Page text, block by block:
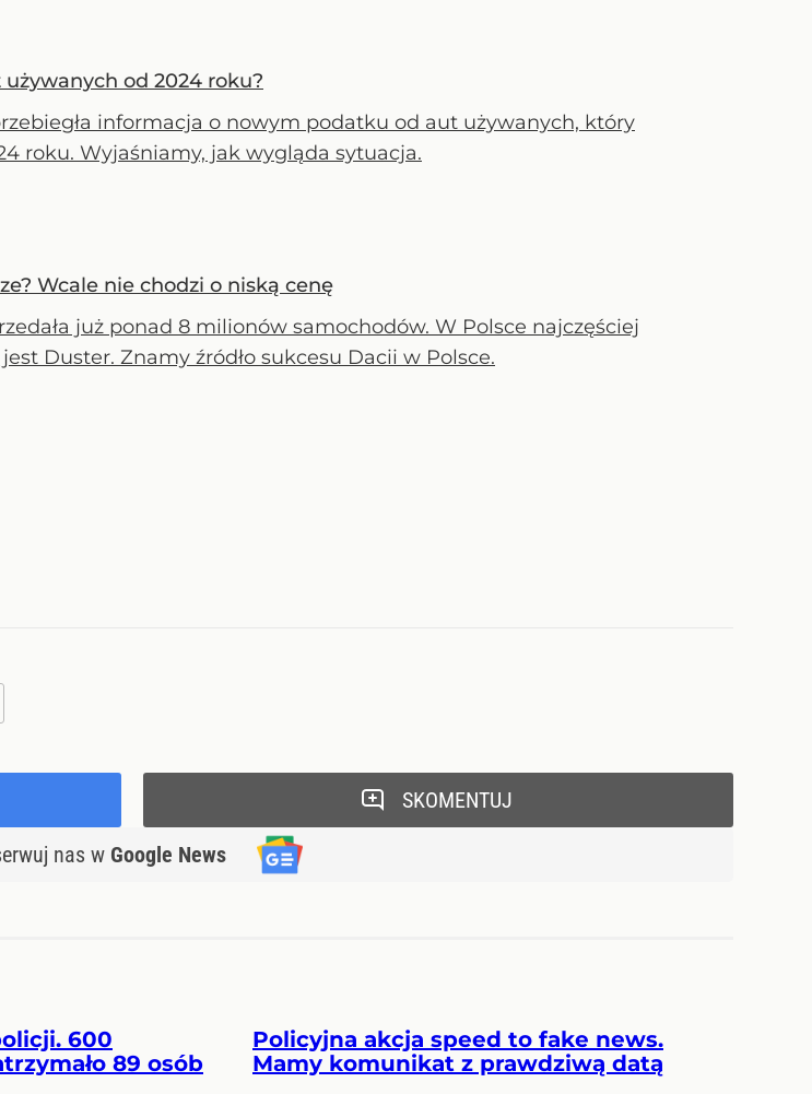
od 2024 roku?
informacja o nowym podatku od aut używanych, który
roku. Wyjaśniamy, jak wygląda sytuacja.
Wcale nie chodzi o niską cenę
już ponad 8 milionów samochodów. W Polsce najczęściej
Duster. Znamy źródło sukcesu Dacii w Polsce.
nas w Google News
SKOMENTUJ
600
89 osób
Policyjna akcja speed to fake news.
Mamy komunikat z prawdziwą datą